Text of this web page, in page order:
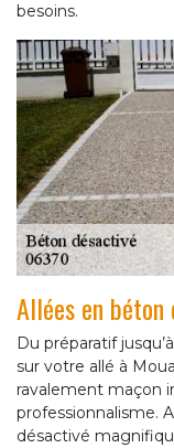
besoins.
Allées en béton
Du préparatif
sur votre allé à
ravalement maçon
professionnalisme.
désactivé